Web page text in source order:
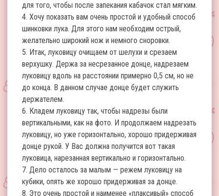
для того, чтобы после запекания кабачок стал мягким.
4. Хочу показать вам очень простой и удобный способ
шинковки лука. Для этого нам необходим острый,
желательно широкий нож и немного сноровки.
5. Итак, луковицу очищаем от шелухи и срезаем
верхушку. Держа за несрезанное донце, надрезаем
луковицу вдоль на расстоянии примерно 0,5 см, но не
до конца. В данном случае донце будет служить
держателем.
6. Кладем луковицу так, чтобы надрезы были
вертикальными, как на фото. И продолжаем надрезать
луковицу, но уже горизонтально, хорошо придерживая
донце рукой. У Вас должна получится вот такая
луковица, нарезанная вертикально и горизонтально.
7. Дело осталось за малым — режем луковицу на
кубики, опять же хорошо придерживая за донце.
8. Это очень простой и наименее «плаксивый» способ